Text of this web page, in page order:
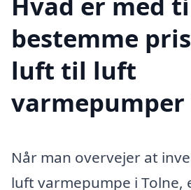
bestemme
luft til luft
varmepumper
Når man overvejer at
luft varmepumpe i Tolne,